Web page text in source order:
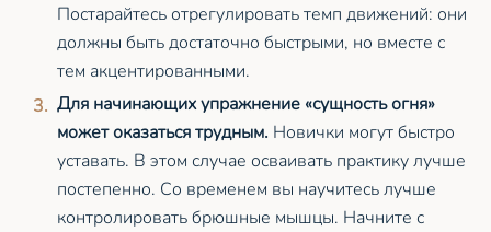
Постарайтесь отрегулировать темп движений: они
должны быть достаточно быстрыми, но вместе с
тем акцентированными.
Для начинающих упражнение «сущность огня»
может оказаться трудным. Новички могут быстро
уставать. В этом случае осваивать практику лучше
постепенно. Со временем вы научитесь лучше
контролировать брюшные мышцы. Начните с